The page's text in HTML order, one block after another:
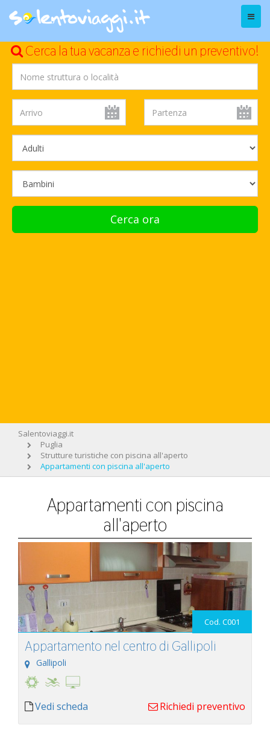
Menu
Cerca la tua vacanza e richiedi un preventivo!
Cerca ora
Salentoviaggi.it
Puglia
Strutture turistiche con piscina all'aperto
Appartamenti con piscina all'aperto
Appartamenti con piscina
all'aperto
Cod. C001
Appartamento nel centro di Gallipoli
Gallipoli
Vedi scheda Richiedi preventivo